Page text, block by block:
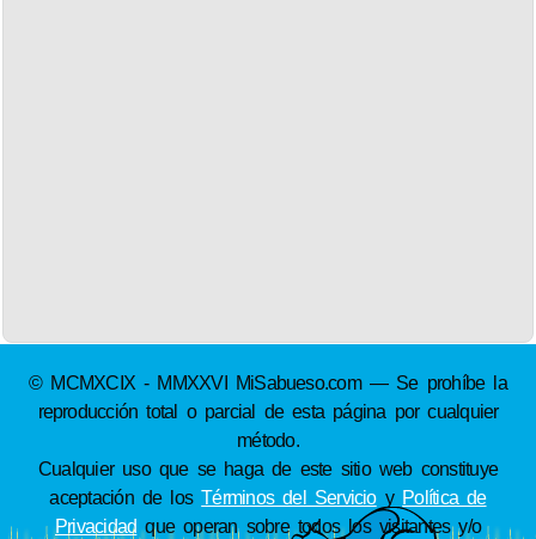
© MCMXCIX - MMXXVI MiSabueso.com — Se prohíbe la
reproducción total o parcial de esta página por cualquier
método.
Cualquier uso que se haga de este sitio web constituye
aceptación de losTérminos del Servicioy Política de
Privacidad que operan sobre todos los visitantes y/o